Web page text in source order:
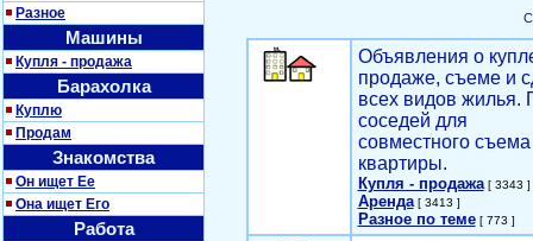
Разное
Машины
Купля - продажа
Барахолка
Куплю
Продам
Знакомства
Он ищет Ее
Она ищет Его
Работа
Объявления о
продаже, съеме и
всех видов жилья.
соседей для
совместного съема
квартиры.
Купля - продажа[ 3343 ]
Аренда[ 3413 ]
Разное по теме[ 773 ]